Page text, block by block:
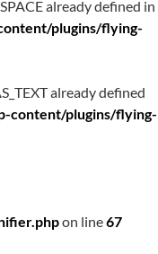
already defined in
plugins/flying-
already defined
content/plugins/flying-
on line67